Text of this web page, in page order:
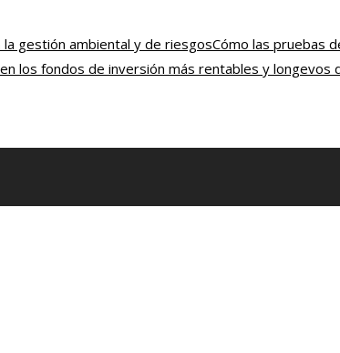
gestión ambiental y de riesgosCómo las pruebas
los fondos de inversión más rentables y longevos